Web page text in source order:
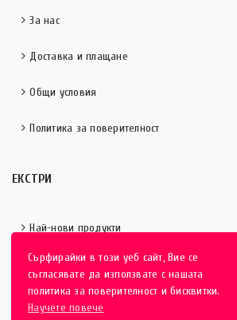
Сърфирайки в този уеб сайт, Вие се
съгласявате да използвате с нашата
политика за поверителност и бисквитки.
Научете повече
За нас
Доставка и плащане
Общи условия
Политика за поверителност
ЕКСТРИ
Най-нови продукти
Отличени продукти